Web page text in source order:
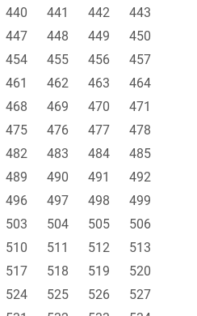
440 441 442
443
447 448 449
450
454 455 456
457
461 462 463
464
468 469 470
471
475 476 477
478
482 483 484
485
489 490 491
492
496 497 498
499
503 504 505
506
510 511 512
513
517 518 519
520
524 525 526
527